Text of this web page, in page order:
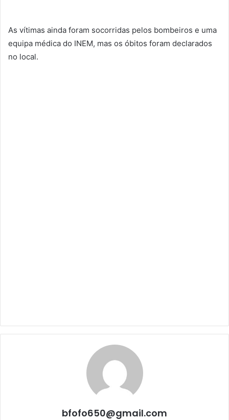
As vítimas ainda foram socorridas pelos bombeiros e uma
equipa médica do INEM, mas os óbitos foram declarados
no local.
bfofo650@gmail.com